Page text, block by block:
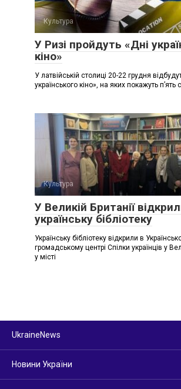
Культура
У Ризі пройдуть «Дні
кіно»
У латвійській столиці 20-22 грудня
українського кіно», на яких покажуть п’ять
Культура
У Великій Британії
українську бібліотеку
Українську бібліотеку відкрили в
громадському центрі Спілки українців у
у місті
UkraineNews
Новини України